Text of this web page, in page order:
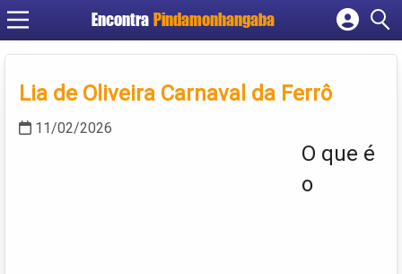
Encontra Pindamonhangaba
Cadastrar empresa
Criar conta
Lia de Oliveira Carnaval da Ferrô
11/02/2026
O que é
o